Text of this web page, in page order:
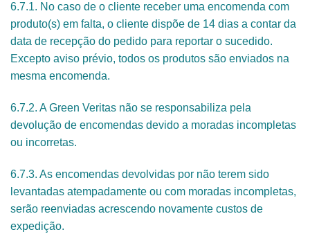
6.7.1. No caso de o cliente receber uma encomenda com
produto(s) em falta, o cliente dispõe de 14 dias a contar da
data de recepção do pedido para reportar o sucedido.
Excepto aviso prévio, todos os produtos são enviados na
mesma encomenda.
6.7.2. A Green Veritas não se responsabiliza pela
devolução de encomendas devido a moradas incompletas
ou incorretas.
6.7.3. As encomendas devolvidas por não terem sido
levantadas atempadamente ou com moradas incompletas,
serão reenviadas acrescendo novamente custos de
expedição.